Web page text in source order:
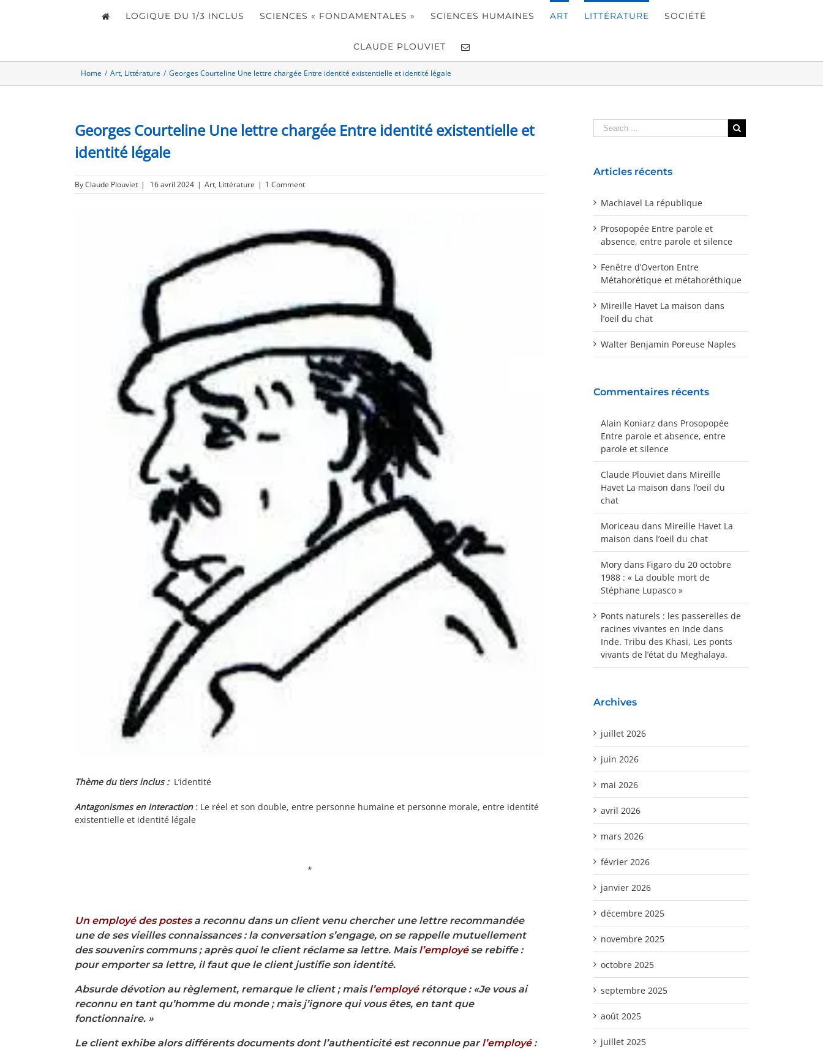
LOGIQUE DU 1/3 INCLUS SCIENCES « FONDAMENTALES » SCIENCES HUMAINES ART LITTÉRATURE SOCIÉTÉ
CLAUDE PLOUVIET
Home / Art, Littérature / Georges Courteline Une lettre chargée Entre identité existentielle et identité légale
Georges Courteline Une lettre chargée Entre identité existentielle et
identité légale
ByClaude Plouviet | 16 avril 2024 | Art, Littérature | 1 Comment
Thème du tiers inclus : L’identité
Antagonismes en interaction : Le réel et son double, entre personne humaine et personne morale, entre identité
existentielle et identité légale
*
Un employé des postesa reconnu dans un client venu chercher une lettre recommandée
une de ses vieilles connaissances : la conversation s’engage, on se rappelle mutuellement
des souvenirs communs ; après quoi le client réclame sa lettre. Maisl’employése rebiffe :
pour emporter sa lettre, il faut que le client justifie son identité.
Absurde dévotion au règlement, remarque le client ; maisl’employérétorque : «Je vous ai
reconnu en tant qu’homme du monde ; mais j’ignore qui vous êtes, en tant que
fonctionnaire. »
Le client exhibe alors différents documents dont l’authenticité est reconnue parl’employé:
Articles récents
Machiavel La république
Prosopopée Entre parole et
absence, entre parole et silence
Fenêtre d’Overton Entre
Métahorétique et métahoréthique
Mireille Havet La maison dans
l’oeil du chat
Walter Benjamin Poreuse Naples
Commentaires récents
Alain Koniarz dans Prosopopée
Entre parole et absence, entre
parole et silence
Claude Plouviet dans Mireille
Havet La maison dans l’oeil du
chat
Moriceau dans Mireille Havet La
maison dans l’oeil du chat
Mory dans Figaro du 20 octobre
1988 : « La double mort de
Stéphane Lupasco »
Ponts naturels : les passerelles de
racines vivantes en Inde dans
Inde. Tribu des Khasi, Les ponts
vivants de l’état du Meghalaya.
Archives
juillet 2026
juin 2026
mai 2026
avril 2026
mars 2026
février 2026
janvier 2026
décembre 2025
novembre 2025
octobre 2025
septembre 2025
août 2025
juillet 2025